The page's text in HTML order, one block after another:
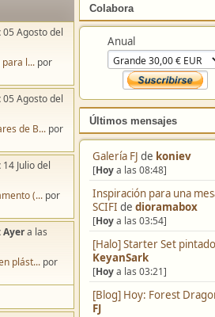
Colabora
Anual
Últimos mensajes
Galería FJ de koniev
[Hoya las 08:48]
Inspiración para una
SCIFI de dioramabox
[Hoya las 03:54]
[Halo] Starter Set pintado
KeyanSark
[Hoya las 03:21]
[Blog] Hoy: Forest
FJ
05 Agosto del
para l... por
05 Agosto del
de B... por
14 Julio del
(... por
Ayera las
plást... por